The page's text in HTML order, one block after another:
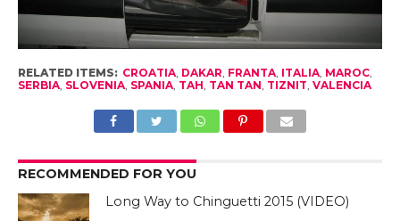
RELATED ITEMS: CROATIA, DAKAR, FRANTA, ITALIA, MAROC,
SERBIA, SLOVENIA, SPANIA, TAH, TAN TAN, TIZNIT, VALENCIA
RECOMMENDED FOR YOU
Long Way to Chinguetti 2015 (VIDEO)